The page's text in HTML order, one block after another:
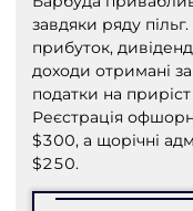
завдяки ряду пільг.
прибуток,
доходи отримані
податки на
Реєстрація
$300, а щорічні
$250.